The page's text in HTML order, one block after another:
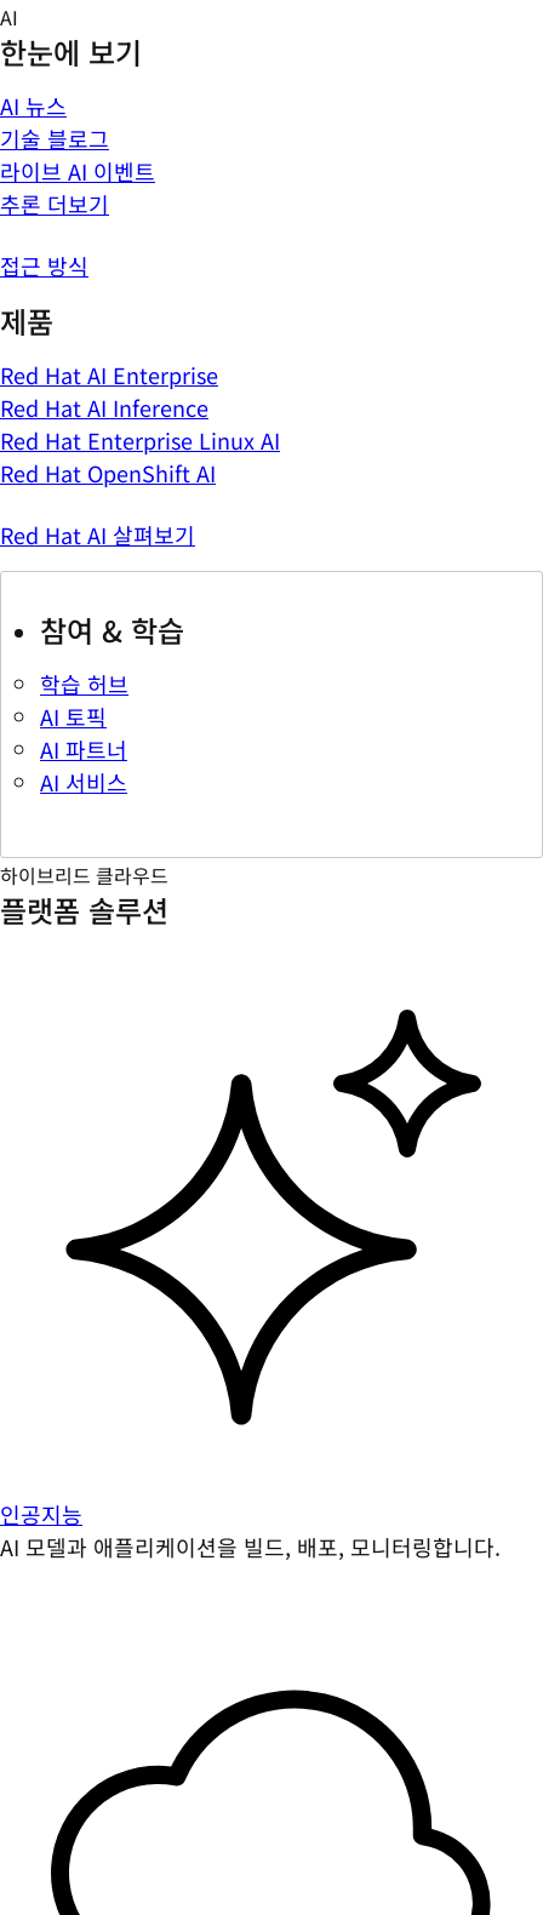
Skip
to
content
AI
한눈에 보기
AI 뉴스
기술 블로그
라이브 AI 이벤트
추론 더보기
접근 방식
제품
Red Hat AI Enterprise
Red Hat AI Inference
Red Hat Enterprise Linux AI
Red Hat OpenShift AI
Red Hat AI 살펴보기
참여 & 학습
학습 허브
AI 토픽
AI 파트너
AI 서비스
하이브리드 클라우드
플랫폼 솔루션
인공지능
AI 모델과 애플리케이션을 빌드, 배포, 모니터링합니다.